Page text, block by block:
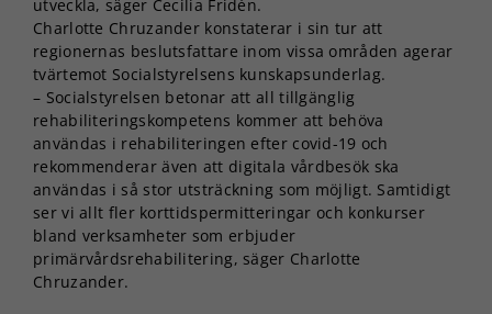
utveckla, säger Cecilia Fridén.
Charlotte Chruzander konstaterar i sin tur att
regionernas beslutsfattare inom vissa områden agerar
tvärtemot Socialstyrelsens kunskapsunderlag.
– Socialstyrelsen betonar att all tillgänglig
rehabiliteringskompetens kommer att behöva
användas i rehabiliteringen efter covid-19 och
rekommenderar även att digitala vårdbesök ska
användas i så stor utsträckning som möjligt. Samtidigt
ser vi allt fler korttidspermitteringar och konkurser
bland verksamheter som erbjuder
primärvårdsrehabilitering, säger Charlotte
Chruzander.